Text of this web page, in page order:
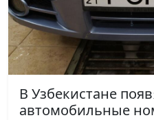
В Узбекистане
автомобильные